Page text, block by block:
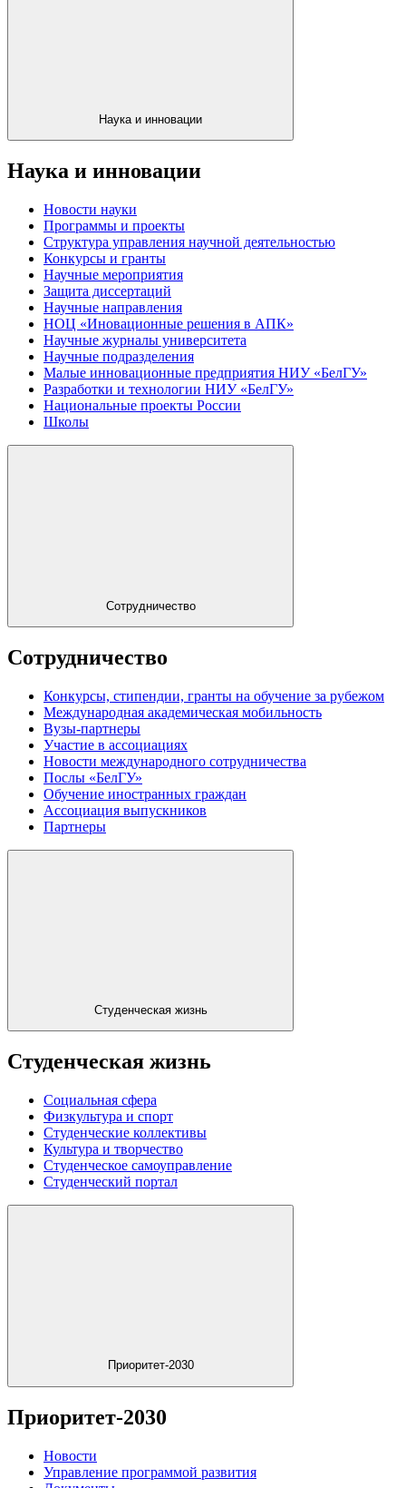
Наука и инновации
Наука и инновации
Новости науки
Программы и проекты
Структура управления научной деятельностью
Конкурсы и гранты
Научные мероприятия
Защита диссертаций
Научные направления
НОЦ «Иновационные решения в АПК»
Научные журналы университета
Научные подразделения
Малые инновационные предприятия НИУ «БелГУ»
Разработки и технологии НИУ «БелГУ»
Национальные проекты России
Школы
Сотрудничество
Сотрудничество
Конкурсы, стипендии, гранты на обучение за рубежом
Международная академическая мобильность
Вузы-партнеры
Участие в ассоциациях
Новости международного сотрудничества
Послы «БелГУ»
Обучение иностранных граждан
Ассоциация выпускников
Партнеры
Студенческая жизнь
Студенческая жизнь
Социальная сфера
Физкультура и спорт
Студенческие коллективы
Культура и творчество
Студенческое самоуправление
Студенческий портал
Приоритет-2030
Приоритет-2030
Новости
Управление программой развития